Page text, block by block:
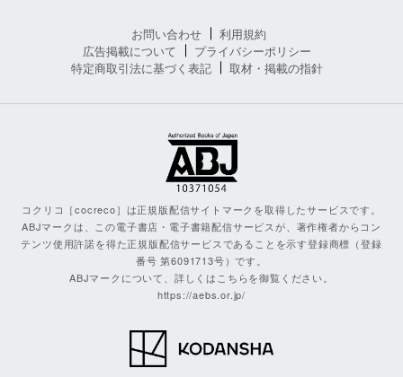
お問い合わせ
利用規約
広告掲載について
プライバシーポリシー
特定商取引法に基づく表記
取材・掲載の指針
コクリコ［cocreco］は正規版配信サイトマークを取得したサービスです。
ABJマークは、この電子書店・電子書籍配信サービスが、著作権者からコン
テンツ使用許諾を得た正規版配信サービスであることを示す登録商標（登録
番号 第6091713号）です。
ABJマークについて、詳しくはこちらを御覧ください。
https://aebs.or.jp/